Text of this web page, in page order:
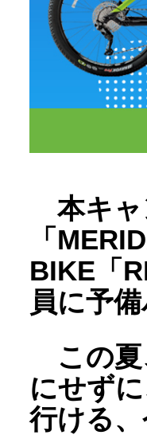
本キャ
「
BIKE「
員に予
この夏
にせず
行ける